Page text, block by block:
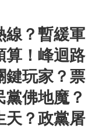
線？暫緩軍
算！峰迴路
鍵玩家？票
佛地魔？
天？政黨屠